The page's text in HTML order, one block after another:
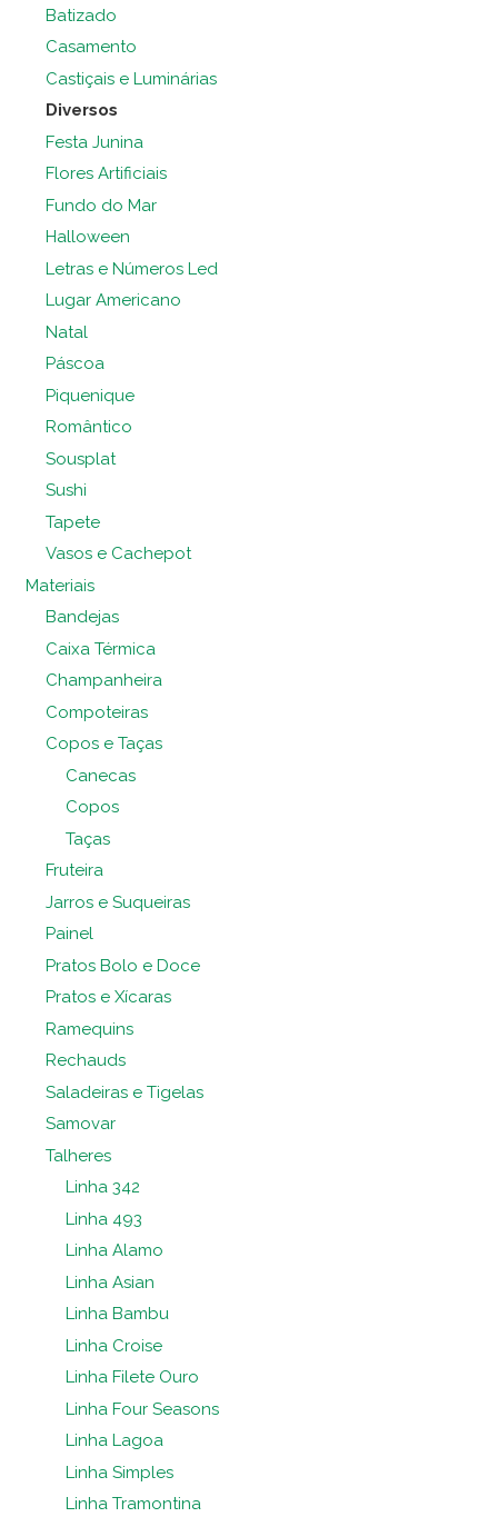
Batizado
Casamento
Castiçais e Luminárias
Diversos
Festa Junina
Flores Artificiais
Fundo do Mar
Halloween
Letras e Números Led
Lugar Americano
Natal
Páscoa
Piquenique
Romântico
Sousplat
Sushi
Tapete
Vasos e Cachepot
Materiais
Bandejas
Caixa Térmica
Champanheira
Compoteiras
Copos e Taças
Canecas
Copos
Taças
Fruteira
Jarros e Suqueiras
Painel
Pratos Bolo e Doce
Pratos e Xícaras
Ramequins
Rechauds
Saladeiras e Tigelas
Samovar
Talheres
Linha 342
Linha 493
Linha Alamo
Linha Asian
Linha Bambu
Linha Croise
Linha Filete Ouro
Linha Four Seasons
Linha Lagoa
Linha Simples
Linha Tramontina